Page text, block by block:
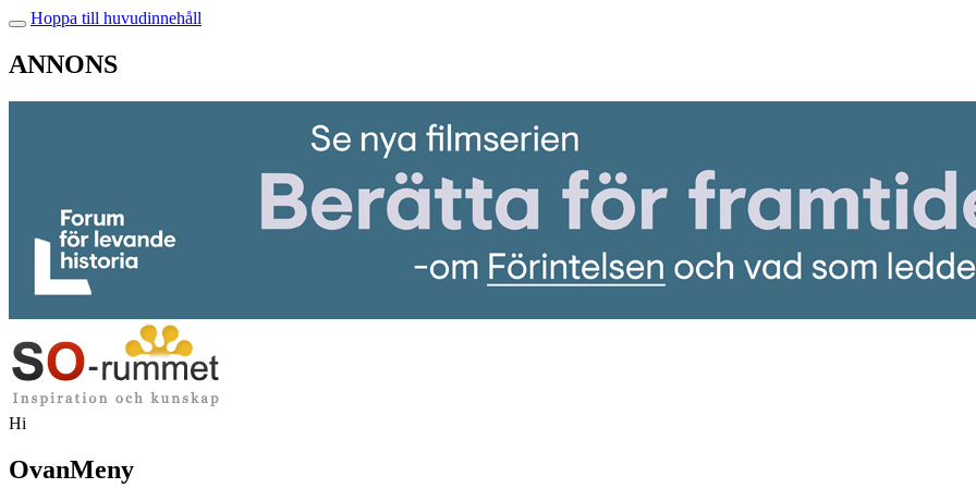
Hoppa till huvudinnehåll
ANNONS
Hi
OvanMeny